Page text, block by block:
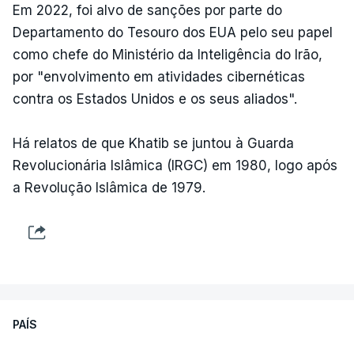
Em 2022, foi alvo de sanções por parte do
Departamento do Tesouro dos EUA pelo seu papel
como chefe do Ministério da Inteligência do Irão,
por "envolvimento em atividades cibernéticas
contra os Estados Unidos e os seus aliados".
Há relatos de que Khatib se juntou à Guarda
Revolucionária Islâmica (IRGC) em 1980, logo após
a Revolução Islâmica de 1979.
PAÍS